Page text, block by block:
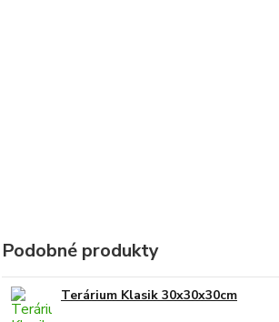
Podobné produkty
Terárium Klasik 30x30x30cm